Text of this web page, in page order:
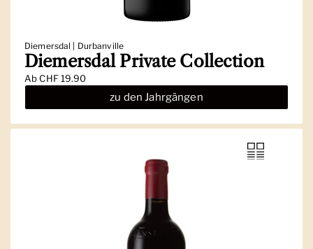
Diemersdal | Durbanville
Diemersdal Private Collection
AbCHF 19.90
zu den Jahrgängen